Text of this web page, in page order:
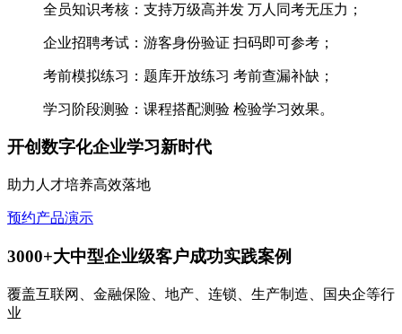
全员知识考核：支持万级高并发 万人同考无压力；
企业招聘考试：游客身份验证 扫码即可参考；
考前模拟练习：题库开放练习 考前查漏补缺；
学习阶段测验：课程搭配测验 检验学习效果。
开创数字化企业学习新时代
助力人才培养高效落地
预约产品演示
3000+大中型企业级客户成功实践案例
覆盖互联网、金融保险、地产、连锁、生产制造、国央企等行
业